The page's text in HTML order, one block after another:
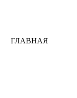
ГЛАВНАЯ